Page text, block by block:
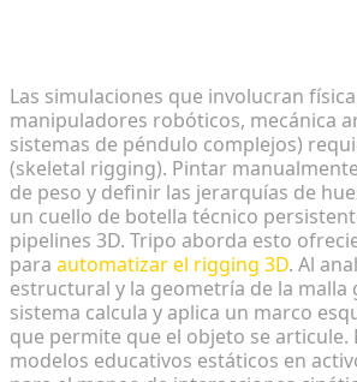
Las simulaciones que involucran
manipuladores robóticos, mecánica
sistemas de péndulo complejos)
(skeletal rigging). Pintar
de peso y definir las jerarquías de
un cuello de botella técnico
pipelines 3D. Tripo aborda esto
para automatizar el rigging 3D. Al
estructural y la geometría de la malla
sistema calcula y aplica un marco
que permite que el objeto se articule.
modelos educativos estáticos en